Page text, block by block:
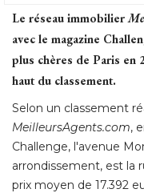
Le réseau immobilier
avec le magazine
plus chères de Paris en
haut du classement.
Selon un classement
MeilleursAgents.com,
Challenge, l'avenue
arrondissement, est la
prix moyen de 17.392